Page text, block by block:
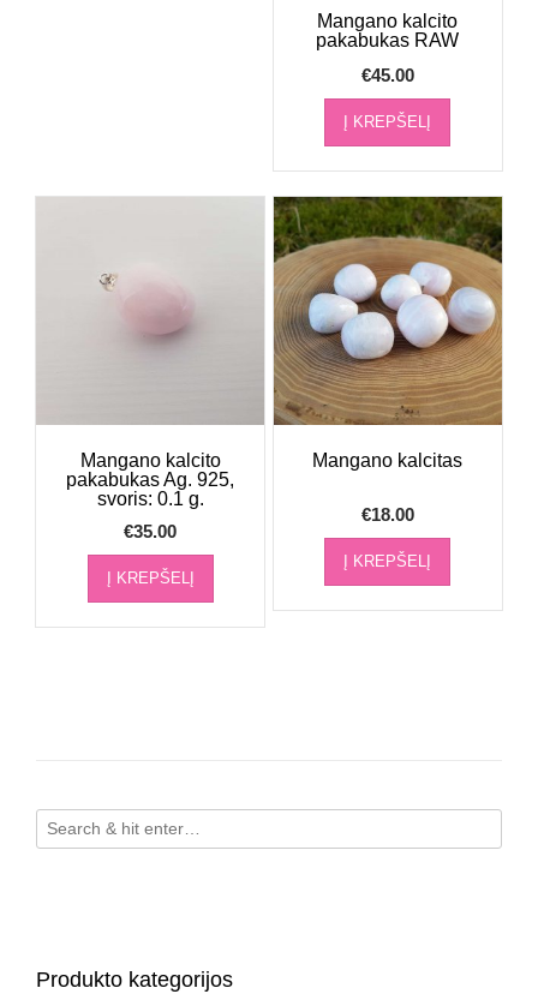
Mangano kalcito
pakabukas RAW
€45.00
Į KREPŠELĮ
Mangano kalcitas
€18.00
Į KREPŠELĮ
Mangano kalcito
pakabukas Ag. 925,
svoris: 0.1 g.
€35.00
Į KREPŠELĮ
Produkto kategorijos